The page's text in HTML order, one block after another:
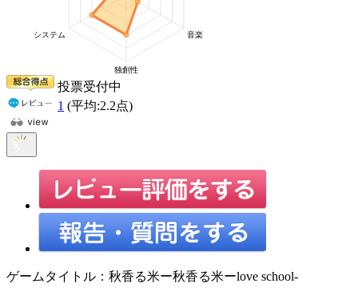
投票受付中
1 (平均:2.2点)
ゲームタイトル：秋香る米ー秋香る米ーlove school-